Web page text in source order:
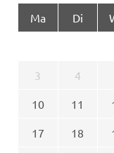
Ma Di
3 4
10 11
17 18